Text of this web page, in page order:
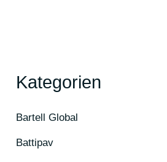
Kategorien
Bartell Global
Battipav